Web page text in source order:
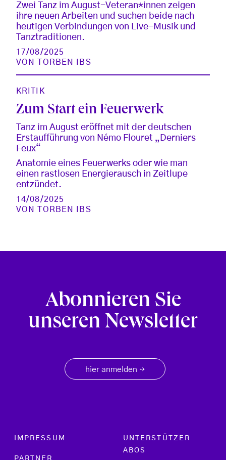
Zwei Tanz im August-Veteran*innen zeigen
ihre neuen Arbeiten und suchen beide nach
heutigen Verbindungen von Live-Musik und
Tanztraditionen.
17/08/2025
VON
TORBEN IBS
KRITIK
Zum Start ein Feuerwerk
Tanz im August eröffnet mit der deutschen
Erstaufführung von Némo Flouret „Derniers
Feux“
Anatomie eines Feuerwerks oder wie man
einen rastlosen Energierausch in Zeitlupe
entzündet.
14/08/2025
VON
TORBEN IBS
Abonnieren Sie
unseren Newsletter
hier anmelden →
Footer menu
IMPRESSUM
PARTNER
UNTERSTÜTZER
ABOS